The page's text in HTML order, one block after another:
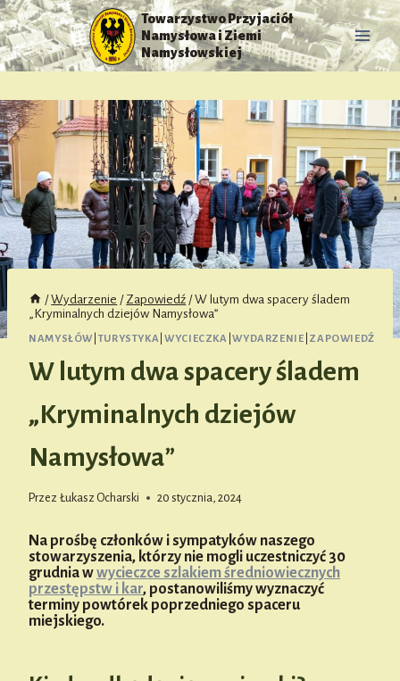
Przejdź
do
treści
Towarzystwo Przyjaciół
Namysłowa i Ziemi
Namysłowskiej
/ Wydarzenie / Zapowiedź / W lutym dwa spacery śladem
„Kryminalnych dziejów Namysłowa”
NAMYSŁÓW TURYSTYKA WYCIECZKA |WYDARZENIE ZAPOWIEDŹ
W lutym dwa spacery śladem
„Kryminalnych dziejów
Namysłowa”
Przez Łukasz Ocharski 20 stycznia, 2024
Na prośbę członków i sympatyków naszego
stowarzyszenia, którzy nie mogli uczestniczyć 30
grudnia wwycieczce szlakiem średniowiecznych
przestępstw i kar, postanowiliśmy wyznaczyć
terminy powtórek poprzedniego spaceru
miejskiego.